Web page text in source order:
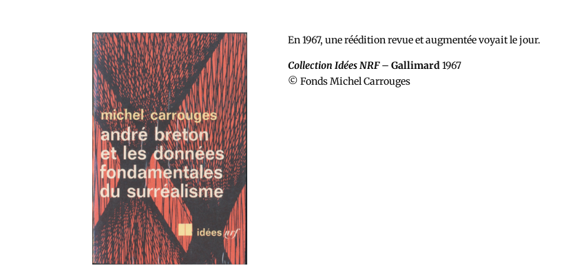
En 1967, une réédition revue et augmentée voyait le jour.
Collection Idées NRF– Gallimard1967
© Fonds Michel Carrouges